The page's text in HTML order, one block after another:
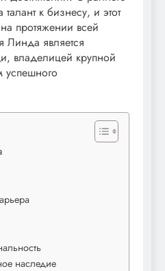
к бизнесу, и этот
протяжении всей
Линда является
владелицей крупной
успешного
наследие